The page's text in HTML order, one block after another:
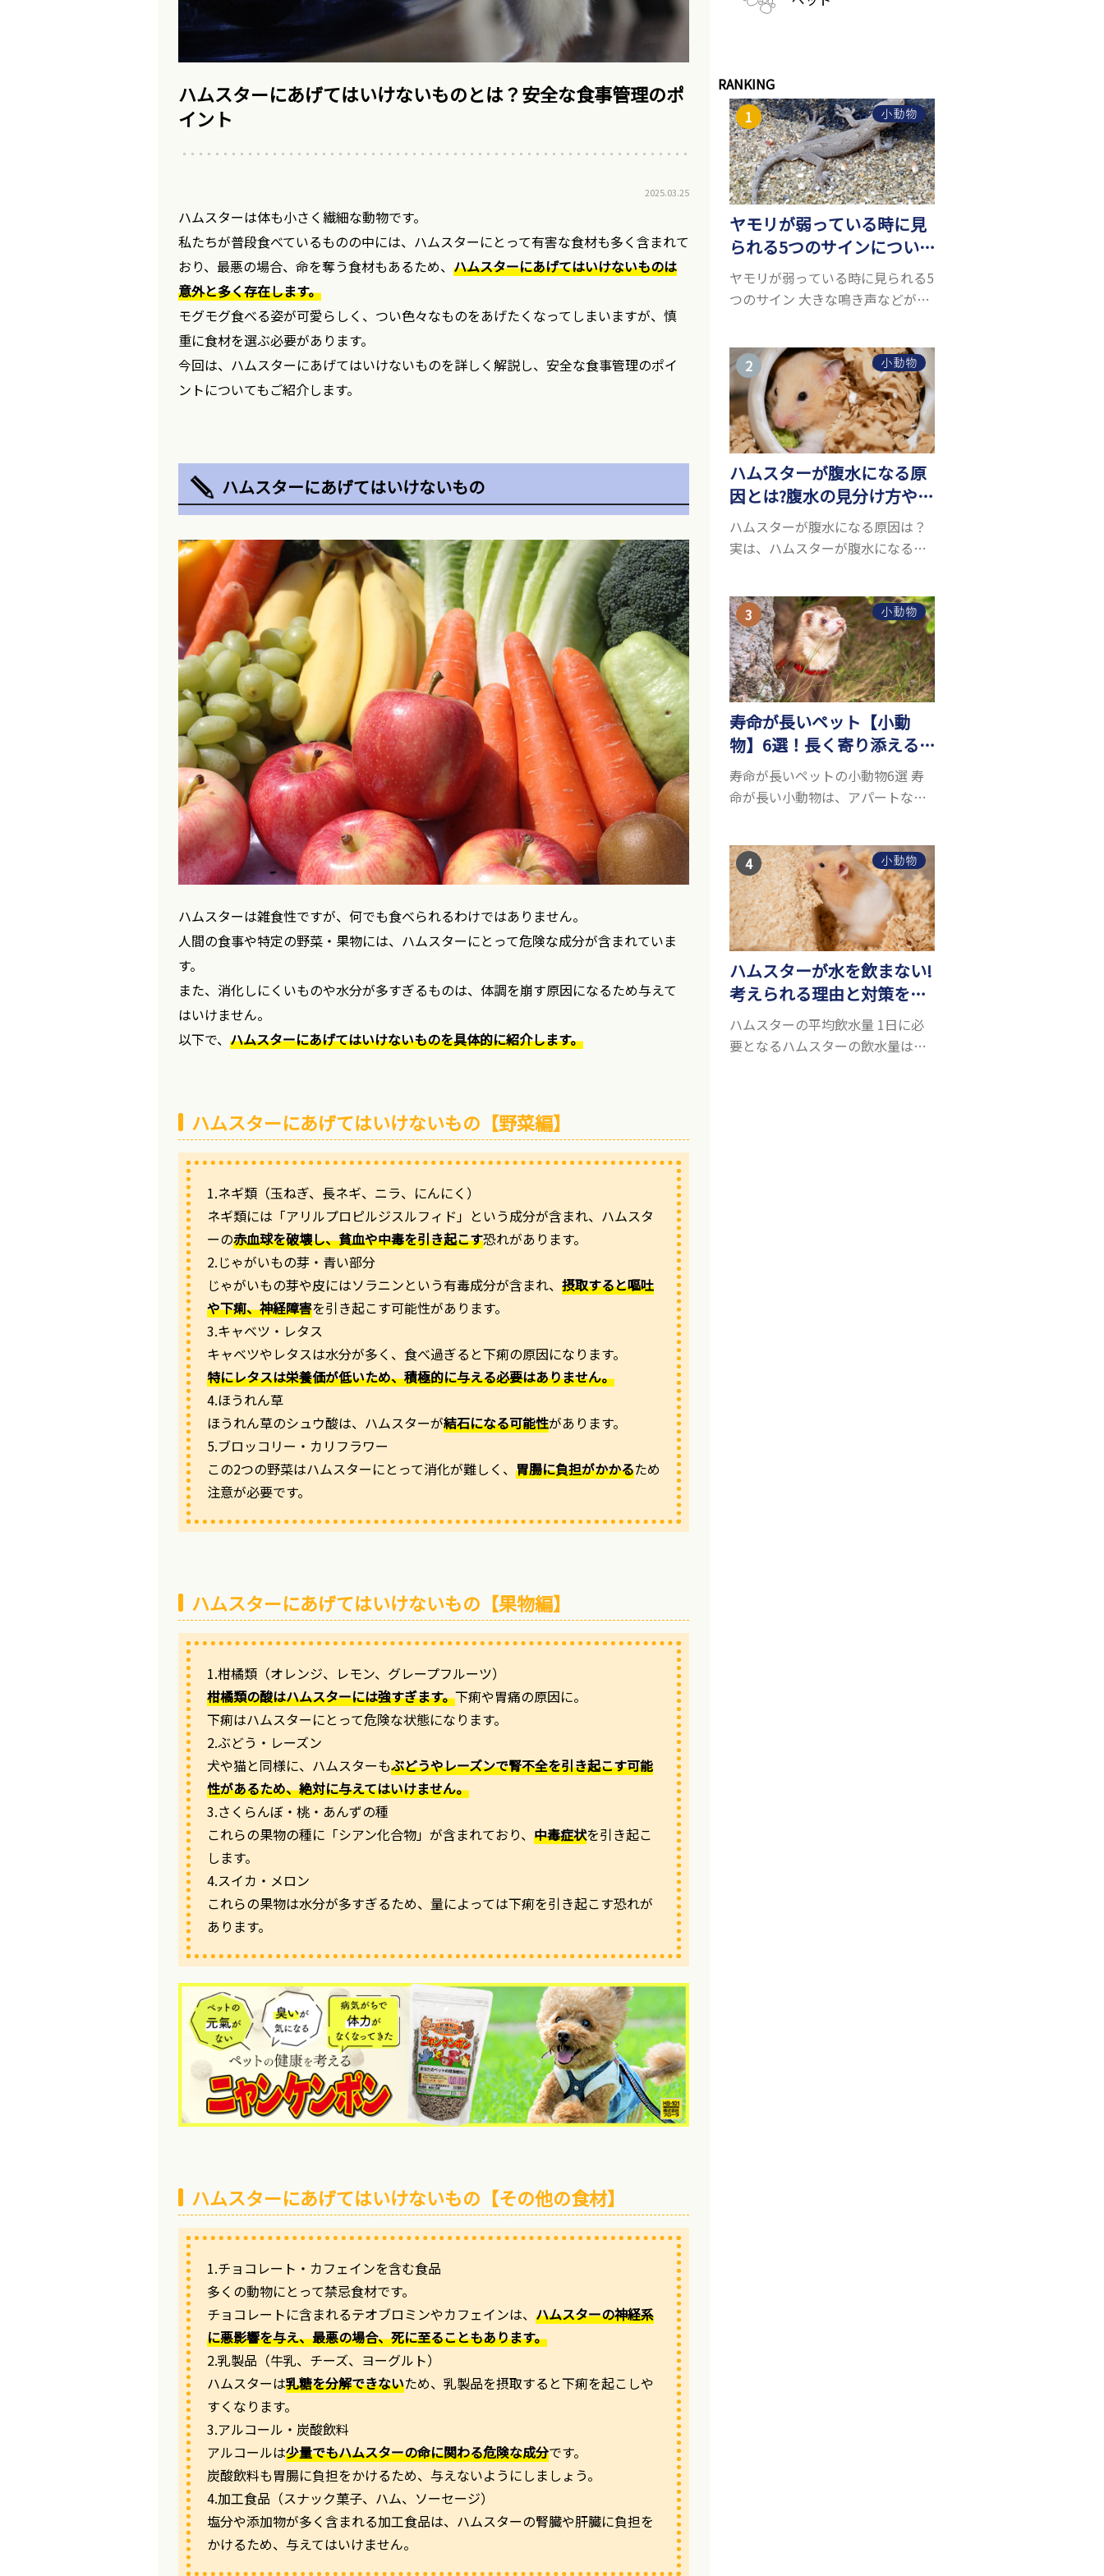
ハムスターにあげてはいけないものとは？安全な食事管理のポ
イント
2025.03.25
ハムスターは体も小さく繊細な動物です。
私たちが普段食べているものの中には、ハムスターにとって有害な食材も多く含まれて
おり、最悪の場合、命を奪う食材もあるため、 ハムスターにあげてはいけないものは
意外と多く存在します。
モグモグ食べる姿が可愛らしく、つい色々なものをあげたくなってしまいますが、慎
重に食材を選ぶ必要があります。
今回は、ハムスターにあげてはいけないものを詳しく解説し、安全な食事管理のポイ
ントについてもご紹介します。
ハムスターにあげてはいけないもの
ハムスターは雑食性ですが、何でも食べられるわけではありません。
人間の食事や特定の野菜・果物には、ハムスターにとって危険な成分が含まれていま
す。
また、消化しにくいものや水分が多すぎるものは、体調を崩す原因になるため与えて
はいけません。
以下で、 ハムスターにあげてはいけないものを具体的に紹介します。
ハムスターにあげてはいけないもの【野菜編】
1.ネギ類（玉ねぎ、長ネギ、ニラ、にんにく）
ネギ類には「アリルプロピルジスルフィド」という成分が含まれ、ハムスタ
ーの赤血球を破壊し、貧血や中毒を引き起こす恐れがあります。
2.じゃがいもの芽・青い部分
じゃがいもの芽や皮にはソラニンという有毒成分が含まれ、 摂取すると嘔吐
や下痢、神経障害を引き起こす可能性があります。
3.キャベツ・レタス
キャベツやレタスは水分が多く、食べ過ぎると下痢の原因になります。
特にレタスは栄養価が低いため、積極的に与える必要はありません。
4.ほうれん草
ほうれん草のシュウ酸は、ハムスターが結石になる可能性があります。
5.ブロッコリー・カリフラワー
この2つの野菜はハムスターにとって消化が難しく、 胃腸に負担がかかるため
注意が必要です。
ハムスターにあげてはいけないもの【果物編】
1.柑橘類（オレンジ、レモン、グレープフルーツ）
柑橘類の酸はハムスターには強すぎます。下痢や胃痛の原因に。
下痢はハムスターにとって危険な状態になります。
2.ぶどう・レーズン
犬や猫と同様に、ハムスターもぶどうやレーズンで腎不全を引き起こす可能
性があるため、絶対に与えてはいけません。
3.さくらんぼ・桃・あんずの種
これらの果物の種に「シアン化合物」が含まれており、 中毒症状を引き起こ
します。
4.スイカ・メロン
これらの果物は水分が多すぎるため、量によっては下痢を引き起こす恐れが
あります。
ハムスターにあげてはいけないもの【その他の食材】
1.チョコレート・カフェインを含む食品
多くの動物にとって禁忌食材です。
チョコレートに含まれるテオブロミンやカフェインは、 ハムスターの神経系
に悪影響を与え、最悪の場合、死に至ることもあります。
2.乳製品（牛乳、チーズ、ヨーグルト）
ハムスターは乳糖を分解できないため、乳製品を摂取すると下痢を起こしや
すくなります。
3.アルコール・炭酸飲料
アルコールは少量でもハムスターの命に関わる危険な成分です。
炭酸飲料も胃腸に負担をかけるため、与えないようにしましょう。
4.加工食品（スナック菓子、ハム、ソーセージ）
塩分や添加物が多く含まれる加工食品は、ハムスターの腎臓や肝臓に負担を
かけるため、与えてはいけません。
RANKING
小動物
ヤモリが弱っている時に見
られる5つのサインについ
て詳しくご紹介！
ヤモリが弱っている時に見られる5
つのサイン 大きな鳴き声などがな
して人気が高まっているヤモリを
お迎えしたいと思う人も多いので
はないでしょうか...
小動物
ハムスターが腹水になる原
因とは?腹水の見分け方や対
処方法を解説
ハムスターが腹水になる原因は？
実は、ハムスターが腹水になる原
しいため、難しい検査を気軽にす
ることができないためです。 腹水
になる理由はさま...
小動物
寿命が長いペット【小動
物】6選！長く寄り添える
小動物はいる？
寿命が長いペットの小動物6選 寿
命が長い小動物は、アパートなど
気が高いです。 以下では寿命が長
い小動物6選を紹介！種類ごとに特
徴や飼育のポイ...
小動物
ハムスターが水を飲まない!
考えられる理由と対策を解
説
ハムスターの平均飲水量 1日に必
要となるハムスターの飲水量は、